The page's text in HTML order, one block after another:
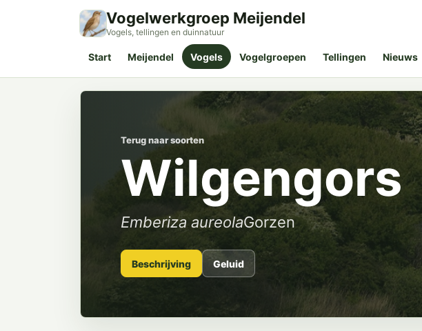
Vogelwerkgroep Meijendel
Vogels, tellingen en duinnatuur
Start Meijendel Vogels Vogelgroepen Tellingen Nieuws
Terug naar soorten
Wilgengors
Emberiza aureolaGorzen
Beschrijving Geluid